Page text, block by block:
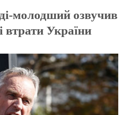
молодший озвучив
втрати України